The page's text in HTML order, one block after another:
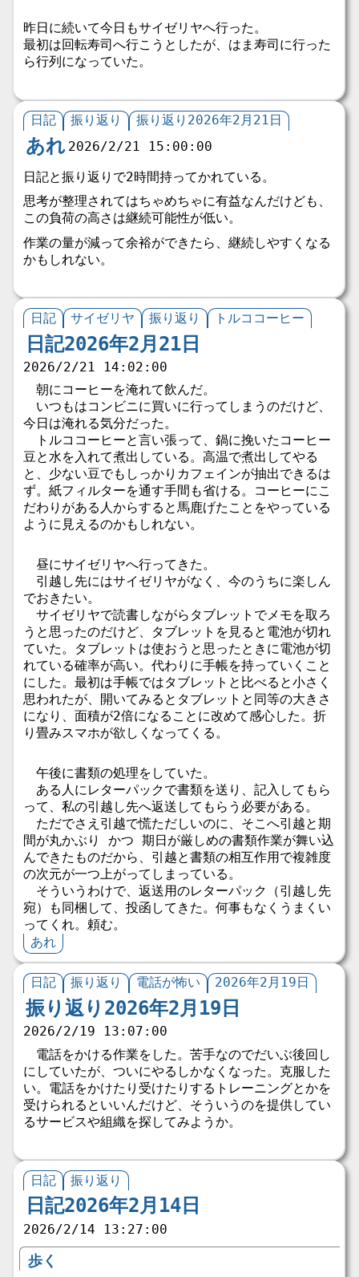
昨日に続いて今日もサイゼリヤへ行った。
最初は回転寿司へ行こうとしたが、はま寿司に行った
ら行列になっていた。
日記 振り返り 振り返り2026年2月21日
あれ 2026/2/21 15:00:00
日記と振り返りで2時間持ってかれている。
思考が整理されてはちゃめちゃに有益なんだけども、
この負荷の高さは継続可能性が低い。
作業の量が減って余裕ができたら、継続しやすくなる
かもしれない。
日記 サイゼリヤ 振り返り トルココーヒー
日記2026年2月21日
2026/2/21 14:02:00
朝にコーヒーを淹れて飲んだ。
いつもはコンビニに買いに行ってしまうのだけど、
今日は淹れる気分だった。
トルココーヒーと言い張って、鍋に挽いたコーヒー
豆と水を入れて煮出している。高温で煮出してやる
と、少ない豆でもしっかりカフェインが抽出できるは
ず。紙フィルターを通す手間も省ける。コーヒーにこ
だわりがある人からすると馬鹿げたことをやっている
ように見えるのかもしれない。
昼にサイゼリヤへ行ってきた。
引越し先にはサイゼリヤがなく、今のうちに楽しん
でおきたい。
サイゼリヤで読書しながらタブレットでメモを取ろ
うと思ったのだけど、タブレットを見ると電池が切れ
ていた。タブレットは使おうと思ったときに電池が切
れている確率が高い。代わりに手帳を持っていくこと
にした。最初は手帳ではタブレットと比べると小さく
思われたが、開いてみるとタブレットと同等の大きさ
になり、面積が2倍になることに改めて感心した。折
り畳みスマホが欲しくなってくる。
午後に書類の処理をしていた。
ある人にレターパックで書類を送り、記入してもら
って、私の引越し先へ返送してもらう必要がある。
ただでさえ引越で慌ただしいのに、そこへ引越と期
間が丸かぶり かつ 期日が厳しめの書類作業が舞い込
んできたものだから、引越と書類の相互作用で複雑度
の次元が一つ上がってしまっている。
そういうわけで、返送用のレターパック（引越し先
宛）も同梱して、投函してきた。何事もなくうまくい
ってくれ。頼む。
あれ
日記 振り返り 電話が怖い 2026年2月19日
振り返り2026年2月19日
2026/2/19 13:07:00
電話をかける作業をした。苦手なのでだいぶ後回し
にしていたが、ついにやるしかなくなった。克服した
い。電話をかけたり受けたりするトレーニングとかを
受けられるといいんだけど、そういうのを提供してい
るサービスや組織を探してみようか。
日記 振り返り
日記2026年2月14日
2026/2/14 13:27:00
歩く